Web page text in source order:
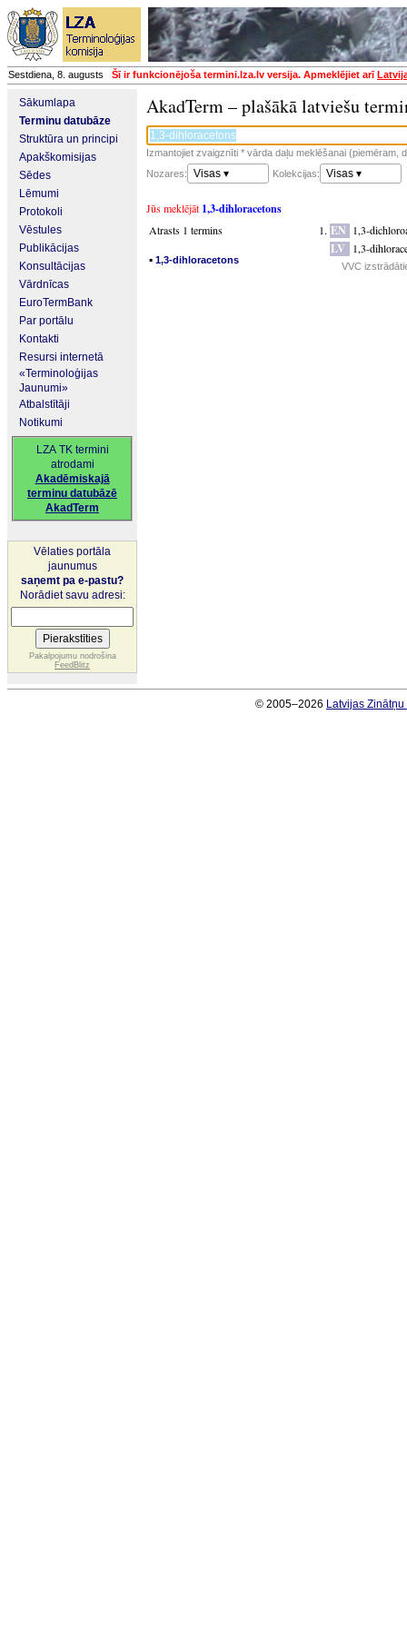
Sestdiena, 8. augusts Šī ir funkcionējoša termini.lza.lv versija. Apmeklējiet arī
Sākumlapa
Terminu datubāze
Struktūra un principi
Apakškomisijas
Sēdes
Lēmumi
Protokoli
Vēstules
Publikācijas
Konsultācijas
Vārdnīcas
EuroTermBank
Par portālu
Kontakti
Resursi internetā
«Terminoloģijas
Jaunumi»
Atbalstītāji
Notikumi
LZA TK termini
atrodami
Akadēmiskajā
terminu datubāzē
AkadTerm
Vēlaties portāla
jaunumus
saņemt pa e-pastu?
Norādiet savu adresi:
Pakalpojumu nodrošina
FeedBlitz
AkadTerm – plašākā latviešu
Izmantojiet zvaigznīti * vārda daļu meklēšanai (piemēram,
Nozares:
Visas ▾ Kolekcijas: Visas ▾
Jūs meklējāt 1,3-dihloracetons
Atrasts 1 termins
▪ 1,3-dihloracetons
EN 1,3-
LV 1,3-
VVC
© 2005–2026 Latvijas